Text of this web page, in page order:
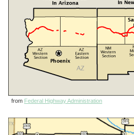
from Federal Highway Administration